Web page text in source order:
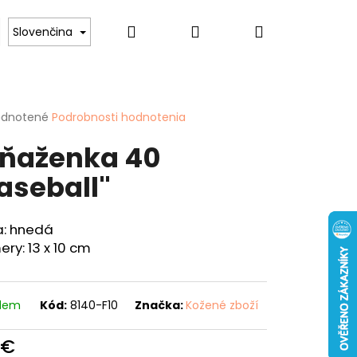
psov Pre ženy Hobby
Slovenčina Hľadať PrihlásenieNákupný
Podrobnosti hodnotenia
40
hnedá
13 x 10 cm
Kód: 8140-F10 Značka:Kožené zboží